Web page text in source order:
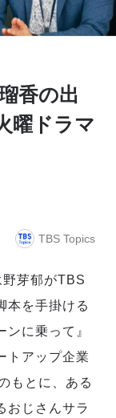
香の出
曜ドラマ
TBS Topics
芽郁がTBS
本を手掛ける
に乗って』
トアップ企業
もとに、ある
おじさんサラ